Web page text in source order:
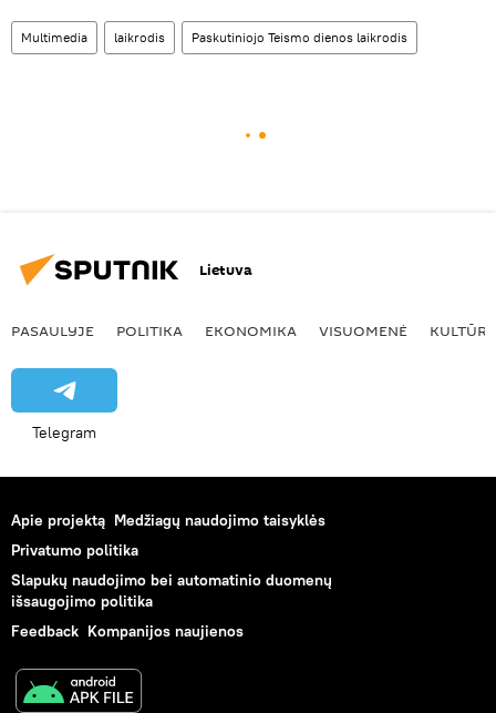
Multimedia laikrodis Paskutiniojo Teismo dienos laikrodis
Lietuva
PASAULYJE POLITIKA EKONOMIKA VISUOMENĖ KULTŪRA
Telegram
Apie projektą Medžiagų naudojimo taisyklės
Privatumo politika
Slapukų naudojimo bei automatinio duomenų
išsaugojimo politika
Feedback Kompanijos naujienos